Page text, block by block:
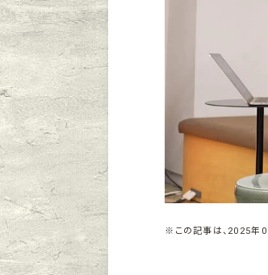
※この記事は、2025年